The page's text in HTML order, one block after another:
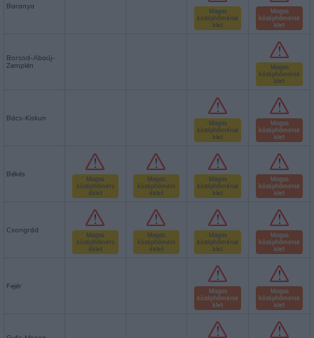
Baranya
Magas
középhőmérsé
klet
Magas
középhőmérsé
klet
Borsod-Abaúj-
Zemplén
Magas
középhőmérsé
klet
Bács-Kiskun
Magas
középhőmérsé
klet
Magas
középhőmérsé
klet
Békés
Magas
középhőmérs
éklet
Magas
középhőmérs
éklet
Magas
középhőmérsé
klet
Magas
középhőmérsé
klet
Csongrád
Magas
középhőmérs
éklet
Magas
középhőmérs
éklet
Magas
középhőmérsé
klet
Magas
középhőmérsé
klet
Fejér
Magas
középhőmérsé
klet
Magas
középhőmérsé
klet